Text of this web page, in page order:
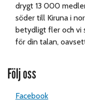
drygt 13 000
söder till Kiruna i
betydligt fler och vi
för din talan,
Följ oss
Facebook